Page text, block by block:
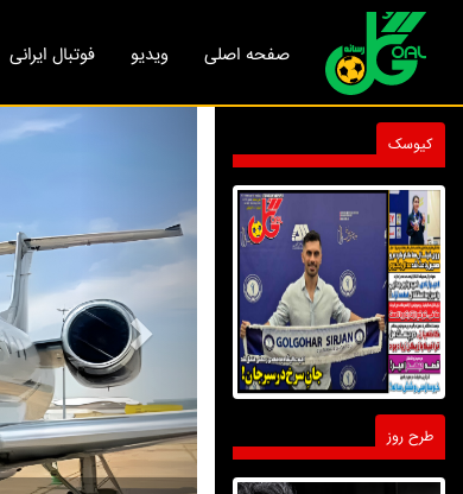
صفحه اصلی ویدیو فوتبال ایرانی
کیوسک
طرح روز